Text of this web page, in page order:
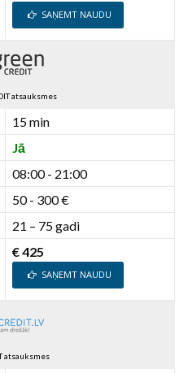
SAŅEMT NAUDU
atsauksmes
15 min
Jā
08:00 - 21:00
50 - 300 €
21 – 75 gadi
€ 425
SAŅEMT NAUDU
atsauksmes